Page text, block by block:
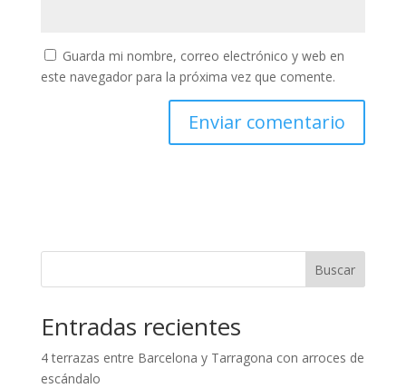
Guarda mi nombre, correo electrónico y web en
este navegador para la próxima vez que comente.
Buscar
Entradas recientes
4 terrazas entre Barcelona y Tarragona con arroces de
escándalo